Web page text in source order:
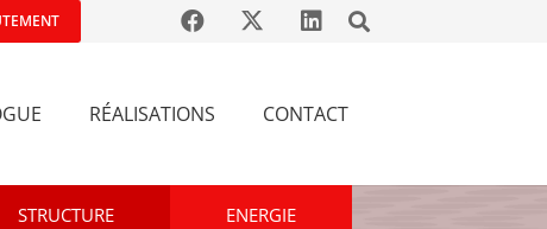
RÉALISATIONS CONTACT
STRUCTURE ENERGIE